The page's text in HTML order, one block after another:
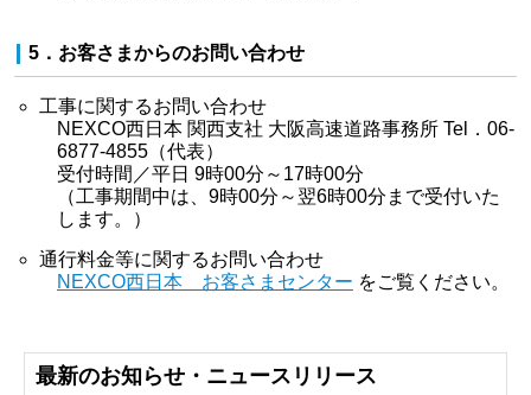
5．お客さまからのお問い合わせ
工事に関するお問い合わせ
NEXCO西日本 関西支社 大阪高速道路事務所 Tel．06-
6877-4855（代表）
受付時間／平日 9時00分～17時00分
（工事期間中は、9時00分～翌6時00分まで受付いた
します。）
通行料金等に関するお問い合わせ
NEXCO西日本 お客さまセンター をご覧ください。
最新のお知らせ・ニュースリリース